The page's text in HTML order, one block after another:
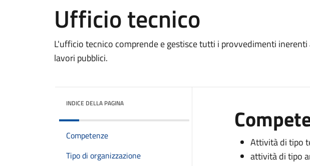
Ufficio tecnico
L'ufficio tecnico comprende e gestisce tutti i provvedimenti inerenti
lavori pubblici.
INDICE DELLA PAGINA
Competenze
Tipo di organizzazione
Attività di tipo
attività di tipo